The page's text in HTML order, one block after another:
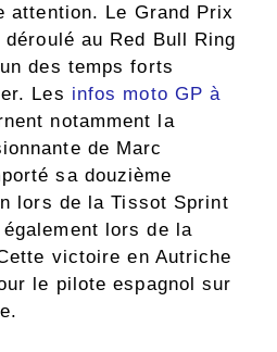
attention. Le Grand Prix
au Red Bull Ring
des temps forts
Les infos moto GP à
notamment la
de Marc
sa douzième
lors de la Tissot Sprint
lors de la
victoire en Autriche
le pilote espagnol sur